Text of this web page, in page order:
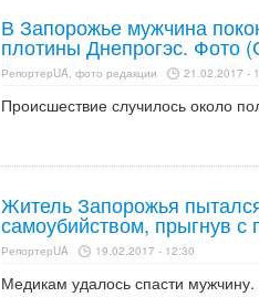
В Запорожье мужчина
плотины Днепрогэс. Фото
РепортерUA, фото редакции 21.02.2017 -
Происшествие случилось около
Житель Запорожья
самоубийством, прыгнув с
РепортерUA 19.02.2017 - 12:30
Медикам удалось спасти мужчину.